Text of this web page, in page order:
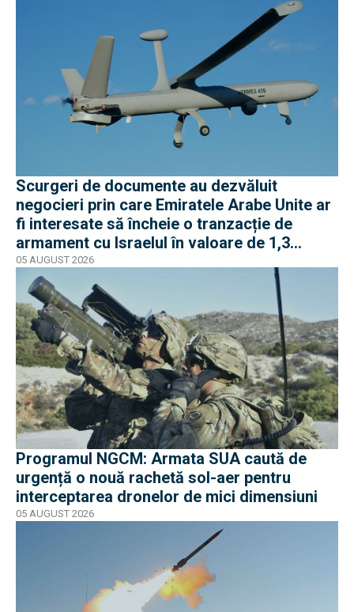
Scurgeri de documente au dezvăluit
negocieri prin care Emiratele Arabe Unite ar
fi interesate să încheie o tranzacție de
armament cu Israelul în valoare de 1,3
miliarde de dolari
05 AUGUST 2026
Programul NGCM: Armata SUA caută de
urgență o nouă rachetă sol-aer pentru
interceptarea dronelor de mici dimensiuni
05 AUGUST 2026